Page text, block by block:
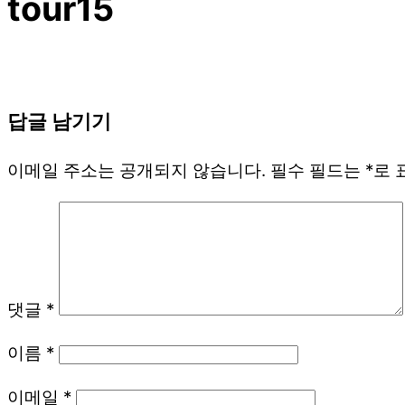
tour15
답글 남기기
이메일 주소는 공개되지 않습니다. 필수 필드는 *로
댓글 *
이름 *
이메일 *